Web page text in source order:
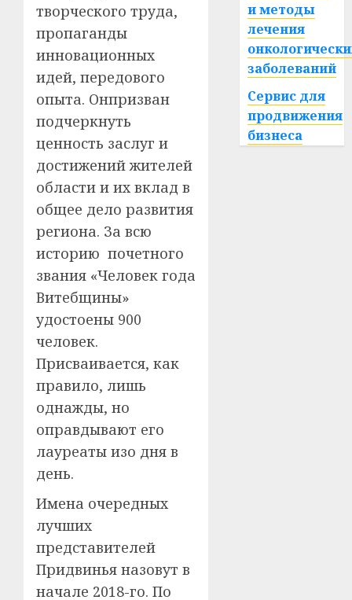
творческого труда,
пропаганды
инновационных
идей, передового
опыта. Онпризван
подчеркнуть
ценность заслуг и
достижений жителей
области и их вклад в
общее дело развития
региона. За всю
историю почетного
звания «Человек года
Витебщины»
удостоены 900
человек.
Присваивается, как
правило, лишь
однажды, но
оправдывают его
лауреаты изо дня в
день.
Имена очередных
лучших
представителей
Придвинья назовут в
начале 2018-го. По
и методы
лечения
заболеваний
Сервис для
продвижения
бизнеса